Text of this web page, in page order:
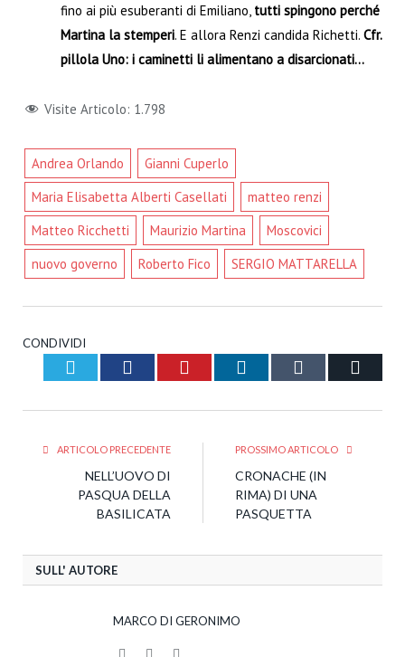
fino ai più esuberanti di Emiliano, tutti spingono perché
Martina la stemperi. E allora Renzi candida Richetti. Cfr.
pillola Uno: i caminetti li alimentano a disarcionati…
Visite Articolo: 1.798
Andrea Orlando
Gianni Cuperlo
Maria Elisabetta Alberti Casellati
matteo renzi
Matteo Ricchetti
Maurizio Martina
Moscovici
nuovo governo
Roberto Fico SERGIO MATTARELLA
CONDIVIDI
Twitter Facebook Pinterest LinkedIn Tumblr
ARTICOLO PRECEDENTE
NELL’UOVO DI
PASQUA DELLA
BASILICATA
PROSSIMO ARTICOLO
CRONACHE (IN
RIMA) DI UNA
PASQUETTA
SULL' AUTORE
MARCO DI GERONIMO
WebsiteFacebook